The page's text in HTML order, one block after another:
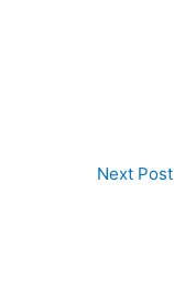
Next Post